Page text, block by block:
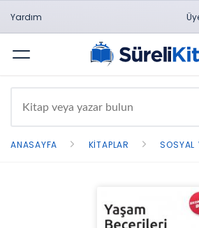
Yardım
Menü
ANASAYFA KITAPLAR SOSYAL